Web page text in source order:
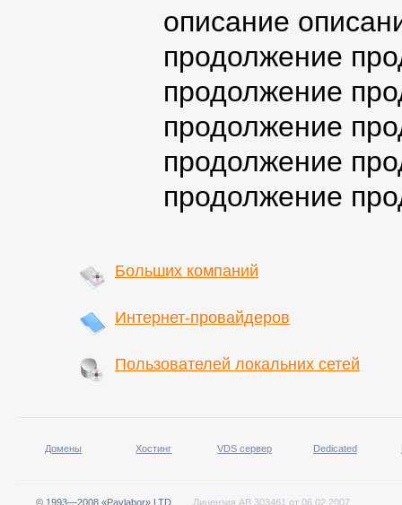
описание
продолжение
продолжение
продолжение
продолжение
продолжение
Больших компаний
Интернет-провайдеров
Пользователей локальних сетей
Домены Хостинг VDS сервер Dedicated
© 1993—2008 «Pavlabor» LTD Лицензия АВ 303461 от 06.02.2007